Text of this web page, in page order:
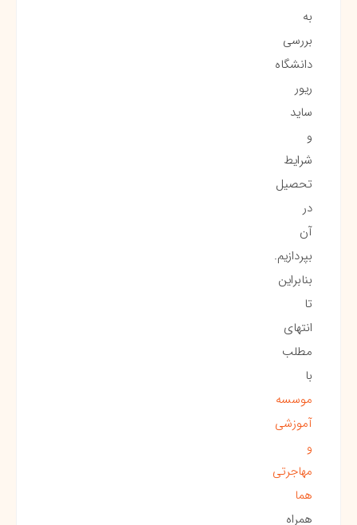
به
بررسی
دانشگاه
ریور
ساید
و
شرایط
تحصیل
در
آن
بپردازیم.
بنابراین
تا
انتهای
مطلب
با
موسسه
آموزشی
و
مهاجرتی
هما
همراه